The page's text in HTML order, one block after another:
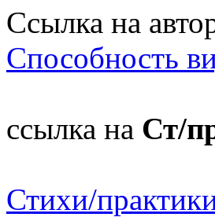
Ссылка на
Способность
ссылка на Ст/
Стихи/